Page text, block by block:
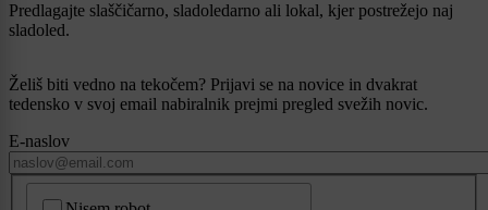
Predlagajte slaščičarno, sladoledarno ali lokal, kjer postrežejo naj
sladoled.
Želiš biti vedno na tekočem? Prijavi se na novice in dvakrat
tedensko v svoj email nabiralnik prejmi pregled svežih novic.
E-naslov